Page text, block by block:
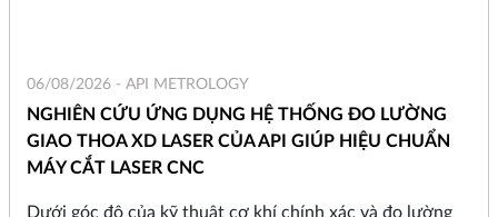
06/08/2026 - API METROLOGY
NGHIÊN CỨU ỨNG DỤNG HỆ THỐNG ĐO LƯỜNG
GIAO THOA XD LASER CỦA API GIÚP HIỆU CHUẨN
MÁY CẮT LASER CNC
Dưới góc độ của kỹ thuật cơ khí chính xác và đo lường